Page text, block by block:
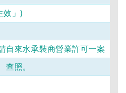
效」)
自來水承裝商營業許可一案
照。